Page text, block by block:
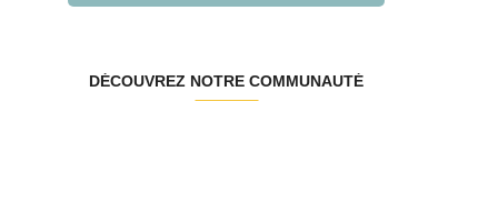
DÉCOUVREZ NOTRE COMMUNAUTÉ